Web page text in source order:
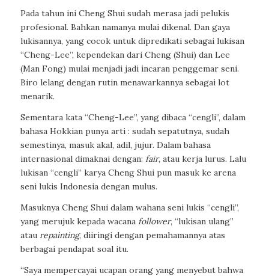
Pada tahun ini Cheng Shui sudah merasa jadi pelukis
profesional. Bahkan namanya mulai dikenal. Dan gaya
lukisannya, yang cocok untuk dipredikati sebagai lukisan
“Cheng-Lee”, kependekan dari Cheng (Shui) dan Lee
(Man Fong) mulai menjadi jadi incaran penggemar seni.
Biro lelang dengan rutin menawarkannya sebagai lot
menarik.
Sementara kata “Cheng-Lee”, yang dibaca “cengli”, dalam
bahasa Hokkian punya arti : sudah sepatutnya, sudah
semestinya, masuk akal, adil, jujur. Dalam bahasa
internasional dimaknai dengan: fair, atau kerja lurus. Lalu
lukisan “cengli” karya Cheng Shui pun masuk ke arena
seni lukis Indonesia dengan mulus.
Masuknya Cheng Shui dalam wahana seni lukis “cengli”,
yang merujuk kepada wacana follower, “lukisan ulang”
atau repainting, diiringi dengan pemahamannya atas
berbagai pendapat soal itu.
“Saya mempercayai ucapan orang yang menyebut bahwa